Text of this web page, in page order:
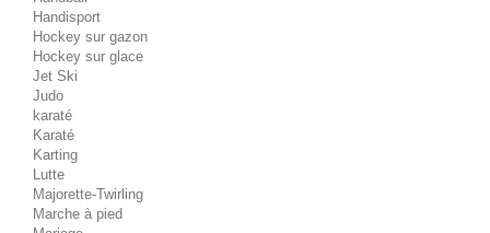
Handisport
Hockey sur gazon
Hockey sur glace
Jet Ski
Judo
karaté
Karaté
Karting
Lutte
Majorette-Twirling
Marche à pied